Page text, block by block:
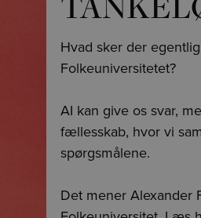
Hvad sker der
Folkeuniversitetet?
AI kan give os svar,
fællesskab, hvor vi
spørgsmålene.
Det mener Alexander